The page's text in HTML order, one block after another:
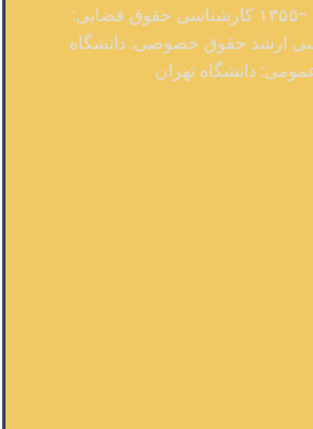
تورج سرباز متولد سال -۱۳۵۵ کارشناسی حقوق قضایی:
ارشد حقوق خصوصی: دانشگاه
دانشگاه تهران